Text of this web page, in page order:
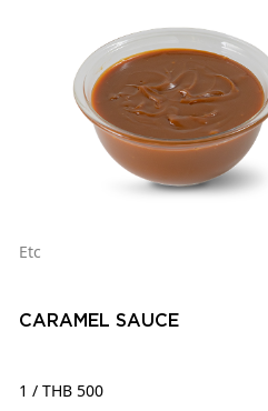
Etc
CARAMEL SAUCE
1 / THB 500